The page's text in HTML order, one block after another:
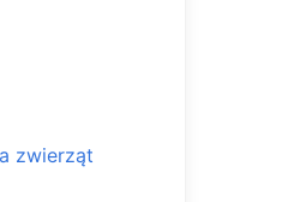
zwierząt